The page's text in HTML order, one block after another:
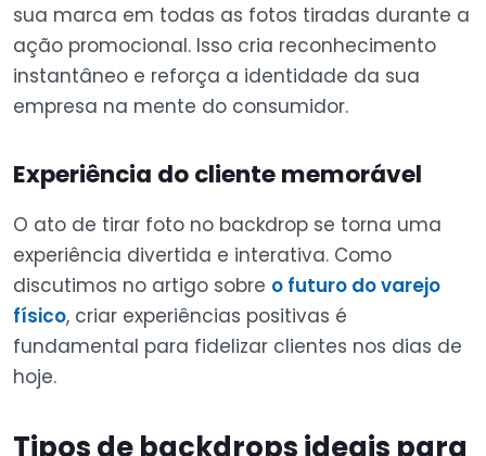
sua marca em todas as fotos tiradas durante a
ação promocional. Isso cria reconhecimento
instantâneo e reforça a identidade da sua
empresa na mente do consumidor.
Experiência do cliente memorável
O ato de tirar foto no backdrop se torna uma
experiência divertida e interativa. Como
discutimos no artigo sobre o futuro do varejo
físico, criar experiências positivas é
fundamental para fidelizar clientes nos dias de
hoje.
Tipos de backdrops ideais para